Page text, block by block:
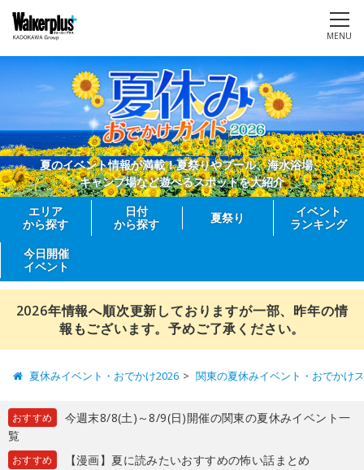
MENU
夏のイベント情報が満載！夏祭りやプール、海水浴場、
キャンプ場など遊べるスポットを大紹介
エリア
から探す
日付
から探す
夏祭り
イベント
ランキング
今日開催
イベント
2026年情報へ順次更新しておりますが一部、昨年の情
報もございます。予めご了承ください。
夏休みイベント・おでかけ2026 関東の夏休みイベント・おでかけ
おすすめ
今週末8/8(土)～8/9(日)開催の関東の夏休みイベント一
覧
おすすめ 【漫画】夏に読みたいおすすめの怖い話まとめ